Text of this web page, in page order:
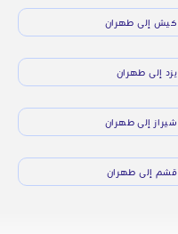
كيش إلى طهران
يزد إلى طهران
شيراز إلى طهران
قشم إلى طهران